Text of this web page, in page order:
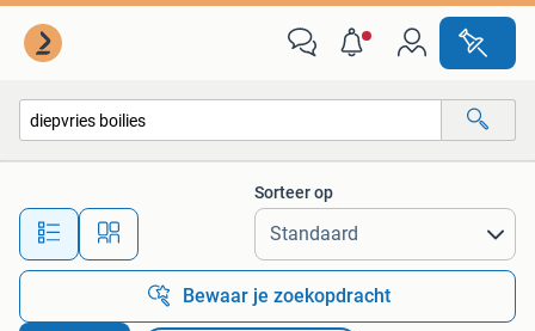
Alle afstanden…
Sorteer op
Bewaar je zoekopdracht